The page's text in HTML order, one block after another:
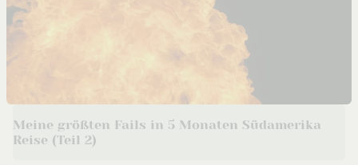
Meine größten Fails in 5 Monaten Südamerika
Reise (Teil 2)